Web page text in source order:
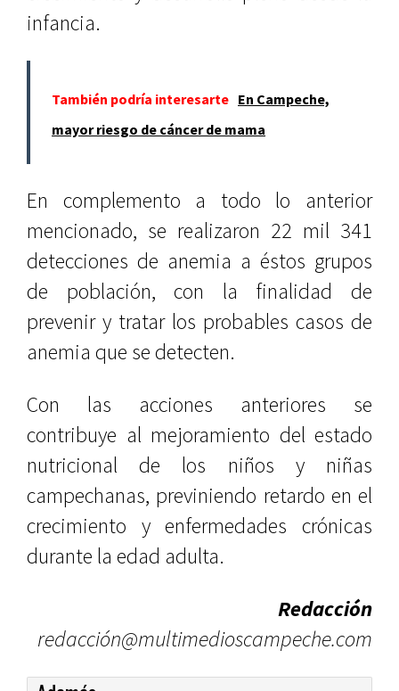
infancia.
También podría interesarte En Campeche,
mayor riesgo de cáncer de mama
En complemento a todo lo anterior
mencionado, se realizaron 22 mil 341
detecciones de anemia a éstos grupos
de población, con la finalidad de
prevenir y tratar los probables casos de
anemia que se detecten.
Con las acciones anteriores se
contribuye al mejoramiento del estado
nutricional de los niños y niñas
campechanas, previniendo retardo en el
crecimiento y enfermedades crónicas
durante la edad adulta.
Redacción
redacción@multimedioscampeche.com